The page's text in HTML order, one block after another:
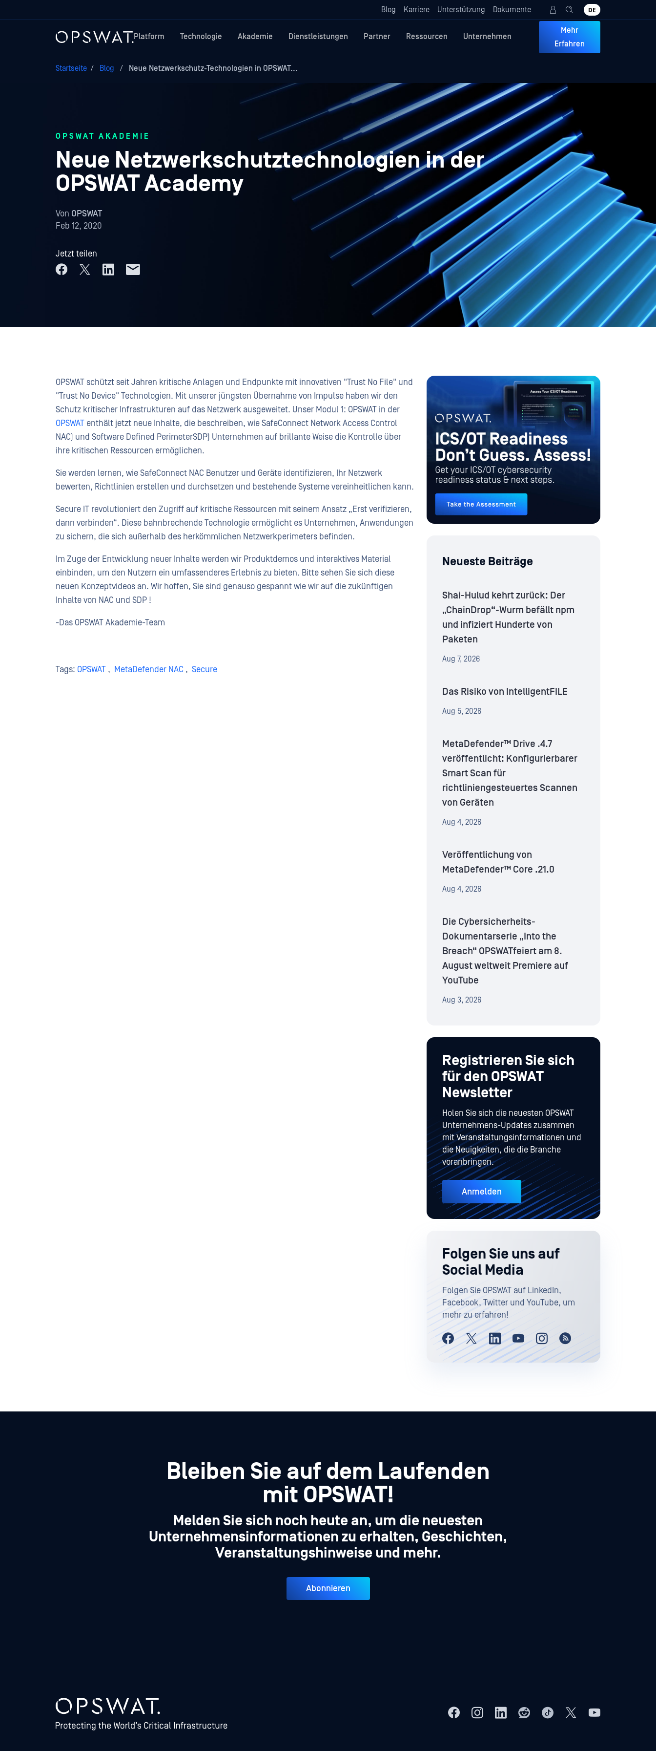
Blog Karriere Unterstützung Dokumente DE
Platform Technologie Akademie Dienstleistungen Partner Ressourcen Unternehmen
Mehr
Erfahren
Startseite / Blog / Neue Netzwerkschutz-Technologien in OPSWAT...
OPSWAT AKADEMIE
Neue Netzwerkschutztechnologien in der
OPSWAT Academy
Von OPSWAT
Feb 12, 2020
Jetzt teilen
OPSWAT schützt seit Jahren kritische Anlagen und Endpunkte mit innovativen "Trust No File" und
"Trust No Device" Technologien. Mit unserer jüngsten Übernahme von Impulse haben wir den
Schutz kritischer Infrastrukturen auf das Netzwerk ausgeweitet. Unser Modul 1: OPSWAT in der
OPSWAT enthält jetzt neue Inhalte, die beschreiben, wie SafeConnect Network Access Control
NAC) und Software Defined PerimeterSDP) Unternehmen auf brillante Weise die Kontrolle über
ihre kritischen Ressourcen ermöglichen.
Sie werden lernen, wie SafeConnect NAC Benutzer und Geräte identifizieren, Ihr Netzwerk
bewerten, Richtlinien erstellen und durchsetzen und bestehende Systeme vereinheitlichen kann.
Secure IT revolutioniert den Zugriff auf kritische Ressourcen mit seinem Ansatz „Erst verifizieren,
dann verbinden“. Diese bahnbrechende Technologie ermöglicht es Unternehmen, Anwendungen
zu sichern, die sich außerhalb des herkömmlichen Netzwerkperimeters befinden.
Im Zuge der Entwicklung neuer Inhalte werden wir Produktdemos und interaktives Material
einbinden, um den Nutzern ein umfassenderes Erlebnis zu bieten. Bitte sehen Sie sich diese
neuen Konzeptvideos an. Wir hoffen, Sie sind genauso gespannt wie wir auf die zukünftigen
Inhalte von NAC und SDP !
-Das OPSWAT Akademie-Team
Tags: OPSWAT , MetaDefender NAC , Secure
Neueste Beiträge
Shai-Hulud kehrt zurück: Der
„ChainDrop“-Wurm befällt npm
und infiziert Hunderte von
Paketen
Aug 7, 2026
Das Risiko von IntelligentFILE
Aug 5, 2026
MetaDefender™ Drive .4.7
veröffentlicht: Konfigurierbarer
Smart Scan für
richtliniengesteuertes Scannen
von Geräten
Aug 4, 2026
Veröffentlichung von
MetaDefender™ Core .21.0
Aug 4, 2026
Die Cybersicherheits-
Dokumentarserie „Into the
Breach“ OPSWATfeiert am 8.
August weltweit Premiere auf
YouTube
Aug 3, 2026
Registrieren Sie sich
für den OPSWAT
Newsletter
Holen Sie sich die neuesten OPSWAT
Unternehmens-Updates zusammen
mit Veranstaltungsinformationen und
die Neuigkeiten, die die Branche
voranbringen.
Anmelden
Folgen Sie uns auf
Social Media
Folgen Sie OPSWAT auf LinkedIn,
Facebook, Twitter und YouTube, um
mehr zu erfahren!
Bleiben Sie auf dem Laufenden
mit OPSWAT!
Melden Sie sich noch heute an, um die neuesten
Unternehmensinformationen zu erhalten, Geschichten,
Veranstaltungshinweise und mehr.
Abonnieren